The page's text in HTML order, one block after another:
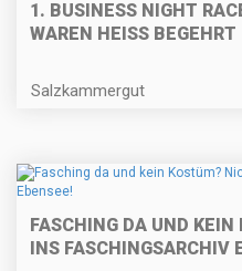
1. BUSINESS NIGHT
WAREN HEISS BEGEHRT
Salzkammergut
FASCHING DA UND
INS FASCHINGSARCHIV